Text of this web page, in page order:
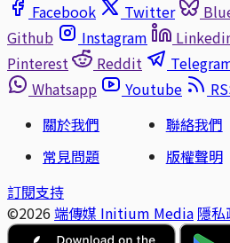
Facebook
Twitter
Github
Instagram
Pinterest
Reddit
Whatsapp
Youtube
關於我們
聯絡我們
常見問題
版權聲明
訂閱支持
©2026 端傳媒 Initium Media 隱私